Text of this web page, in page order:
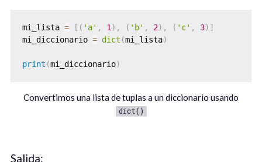
mi_lista = [ ( 'a' , 1 ) , ( 'b' , 2) , ( 'c' , 3) ]
mi_diccionario = dict (mi_lista)
print (mi_diccionario)
Convertimos una lista de tuplas a un diccionario usando
dict()
Salida: